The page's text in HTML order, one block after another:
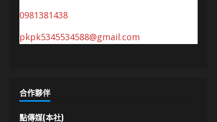
0981381438
pkpk5345534588@gmail.com
合作夥伴
點傳媒(本社)